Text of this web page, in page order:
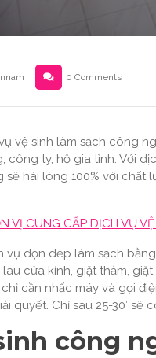
0 Comments
vệ sinh làm sạch công
ty, hộ gia tình. Với
sẽ hài lòng 100% với
VỊ CUNG CẤP DỊCH VỤ
dọn dẹp làm sạch
cửa kính, giặt thảm,
cần nhấc máy và gọi
quyết. Chỉ sau 25-30′ sẽ
công